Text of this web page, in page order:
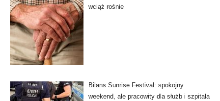
wciąż rośnie
Bilans Sunrise Festival: spokojny
weekend, ale pracowity dla służb i szpitala